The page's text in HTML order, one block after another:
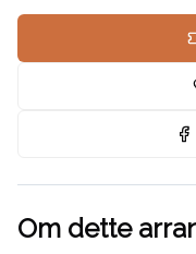
Om dette